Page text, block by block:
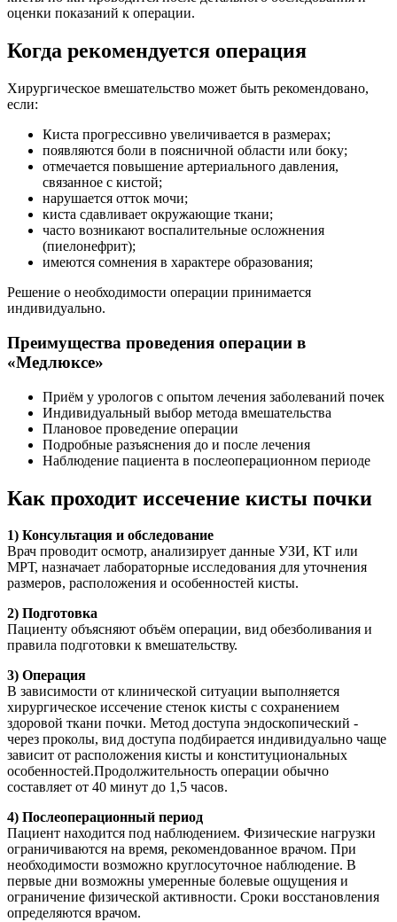
оценки показаний к операции.
Когда рекомендуется операция
Хирургическое вмешательство может быть рекомендовано,
если:
Киста прогрессивно увеличивается в размерах;
появляются боли в поясничной области или боку;
отмечается повышение артериального давления,
связанное с кистой;
нарушается отток мочи;
киста сдавливает окружающие ткани;
часто возникают воспалительные осложнения
(пиелонефрит);
имеются сомнения в характере образования;
Решение о необходимости операции принимается
индивидуально.
Преимущества проведения операции в
«Медлюксе»
Приём у урологов с опытом лечения заболеваний почек
Индивидуальный выбор метода вмешательства
Плановое проведение операции
Подробные разъяснения до и после лечения
Наблюдение пациента в послеоперационном периоде
Как проходит иссечение кисты почки
1) Консультация и обследование
Врач проводит осмотр, анализирует данные УЗИ, КТ или
МРТ, назначает лабораторные исследования для уточнения
размеров, расположения и особенностей кисты.
2) Подготовка
Пациенту объясняют объём операции, вид обезболивания и
правила подготовки к вмешательству.
3) Операция
В зависимости от клинической ситуации выполняется
хирургическое иссечение стенок кисты с сохранением
здоровой ткани почки. Метод доступа эндоскопический -
через проколы, вид доступа подбирается индивидуально чаще
зависит от расположения кисты и конституциональных
особенностей.Продолжительность операции обычно
составляет от 40 минут до 1,5 часов.
4) Послеоперационный период
Пациент находится под наблюдением. Физические нагрузки
ограничиваются на время, рекомендованное врачом. При
необходимости возможно круглосуточное наблюдение. В
первые дни возможны умеренные болевые ощущения и
ограничение физической активности. Сроки восстановления
определяются врачом.